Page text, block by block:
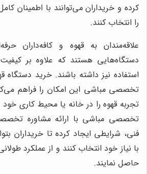
کرده و خریداران می‌توانند با اطمینان
را انتخاب کنند.
علاقه‌مندان به قهوه و کافه‌داران
دستگاه‌هایی هستند که علاوه بر
استفاده نیز داشته باشند. خرید دستگاه
تخصصی مباشی این امکان را فراهم
تجربه قهوه را در خانه یا محیط کاری خود
تخصصی مباشی با ارائه مشاوره
فنی، شرایطی ایجاد کرده تا خریداران
با نیاز خود انتخاب کنند و از عملکرد
حاصل نمایند.